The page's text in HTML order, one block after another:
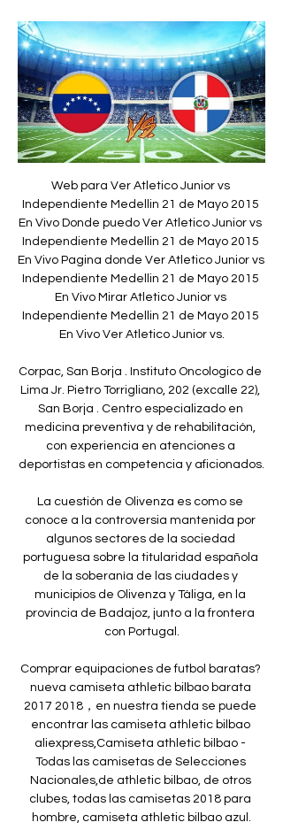
Web para Ver Atletico Junior vs
Independiente Medellin 21 de Mayo 2015
En Vivo Donde puedo Ver Atletico Junior vs
Independiente Medellin 21 de Mayo 2015
En Vivo Pagina donde Ver Atletico Junior vs
Independiente Medellin 21 de Mayo 2015
En Vivo Mirar Atletico Junior vs
Independiente Medellin 21 de Mayo 2015
En Vivo Ver Atletico Junior vs.
Corpac, San Borja . Instituto Oncologico de
Lima Jr. Pietro Torrigliano, 202 (excalle 22),
San Borja . Centro especializado en
medicina preventiva y de rehabilitación,
con experiencia en atenciones a
deportistas en competencia y aficionados.
La cuestión de Olivenza es como se
conoce a la controversia mantenida por
algunos sectores de la sociedad
portuguesa sobre la titularidad española
de la soberanía de las ciudades y
municipios de Olivenza y Táliga, en la
provincia de Badajoz, junto a la frontera
con Portugal.
Comprar equipaciones de futbol baratas?
nueva camiseta athletic bilbao barata
2017 2018，en nuestra tienda se puede
encontrar las camiseta athletic bilbao
aliexpress,Camiseta athletic bilbao -
Todas las camisetas de Selecciones
Nacionales,de athletic bilbao, de otros
clubes, todas las camisetas 2018 para
hombre, camiseta athletic bilbao azul.